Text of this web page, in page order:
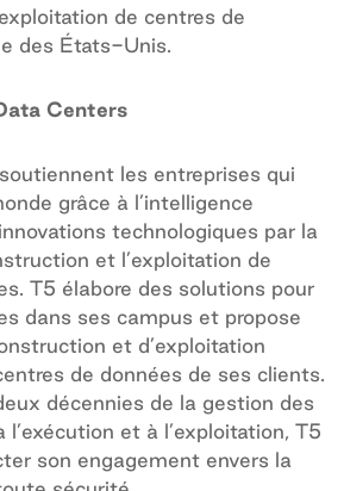
de centres de
des États-Unis.
Centers
les entreprises qui
grâce à l’intelligence
technologiques par la
et l’exploitation de
T5 élabore des solutions pour
dans ses campus et propose
et d’exploitation
de données de ses clients.
décennies de la gestion des
l’exécution et à l’exploitation, T5
son engagement envers la